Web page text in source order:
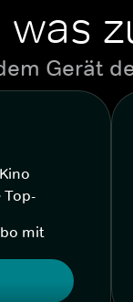
was
Gerät
Top-
mit